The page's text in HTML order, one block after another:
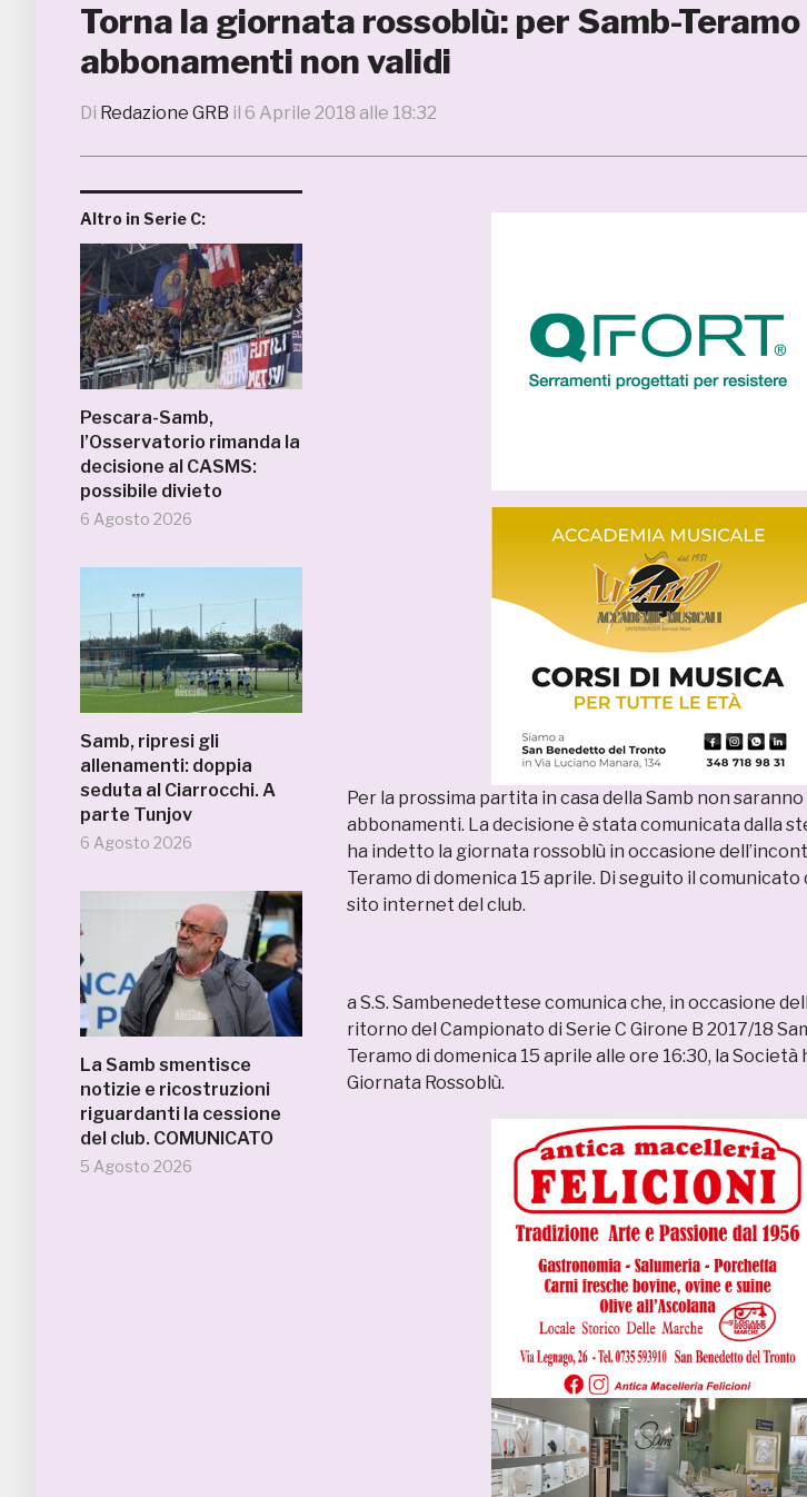
Torna la giornata rossoblù: per Samb-Teramo
abbonamenti non validi
Di Redazione GRB il 6 Aprile 2018 alle 18:32
Altro in Serie C:
Pescara-Samb,
l’Osservatorio rimanda la
decisione al CASMS:
possibile divieto
6 Agosto 2026
Samb, ripresi gli
allenamenti: doppia
seduta al Ciarrocchi. A
parte Tunjov
6 Agosto 2026
La Samb smentisce
notizie e ricostruzioni
riguardanti la cessione
del club. COMUNICATO
5 Agosto 2026
Per la prossima partita in casa della Samb non saranno
abbonamenti. La decisione è stata comunicata dalla
ha indetto la giornata rossoblù in occasione
Teramo di domenica 15 aprile. Di seguito il
sito internet del club.
a S.S. Sambenedettese comunica che, in occasione
ritorno del Campionato di Serie C Girone B 2017/18
Teramo di domenica 15 aprile alle ore 16:30, la Società
Giornata Rossoblù.